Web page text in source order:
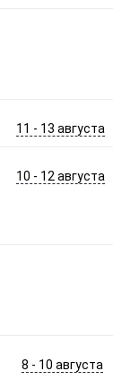
11 - 13 августа
10 - 12 августа
8 - 10 августа